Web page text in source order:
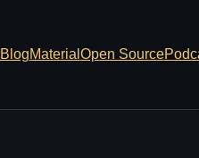
BlogMaterialOpen Source